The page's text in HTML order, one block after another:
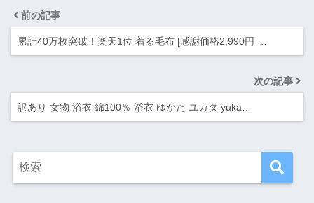
前の記事
累計40万枚突破！楽天1位 着る毛布 [感謝価格2,990円 …
次の記事
訳あり 女物 浴衣 綿100％ 浴衣 ゆかた ユカタ yuka…